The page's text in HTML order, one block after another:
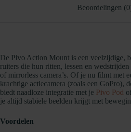
Beoordelingen
De Pivo Action Mount is een veelzijdige,
ruiters die hun ritten, lessen en
of mirrorless camera’s. Of je nu filmt met
krachtige actiecamera (zoals een GoPro),
biedt naadloze integratie met je Pivo Pod
je altijd stabiele beelden krijgt met
Voordelen